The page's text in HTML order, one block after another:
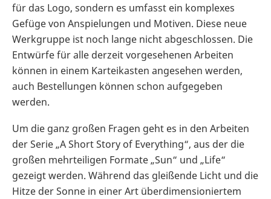
für das Logo, sondern es umfasst ein komplexes
Gefüge von Anspielungen und Motiven. Diese neue
Werkgruppe ist noch lange nicht abgeschlossen. Die
Entwürfe für alle derzeit vorgesehenen Arbeiten
können in einem Karteikasten angesehen werden,
auch Bestellungen können schon aufgegeben
werden.
Um die ganz großen Fragen geht es in den Arbeiten
der Serie „A Short Story of Everything“, aus der die
großen mehrteiligen Formate „Sun“ und „Life“
gezeigt werden. Während das gleißende Licht und die
Hitze der Sonne in einer Art überdimensioniertem